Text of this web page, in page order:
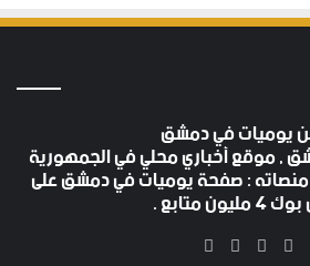
, موقع أخباري محلي في الجمهورية
منصاته : صفحة يوميات في دمشق على
متابع .
فيسبوك
‫X
‫YouTube